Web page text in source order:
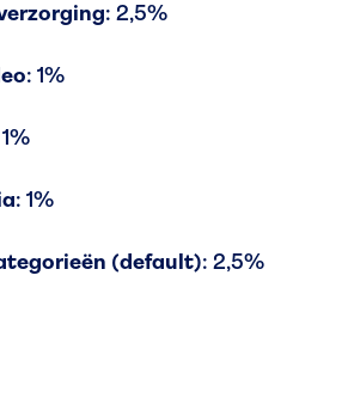
: 2,5%
: 1%
: 1%
(default): 2,5%